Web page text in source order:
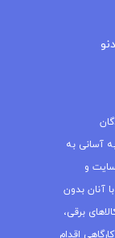
آسانی به
و
آنان بدون
برقی،
اقدام